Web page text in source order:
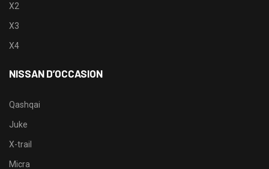
X2
X3
X4
NISSAN D’OCCASION
Qashqai
Juke
X-trail
Micra